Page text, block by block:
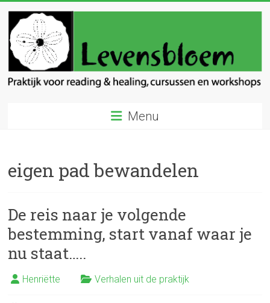
inhoud
Levensbloem
en
Menu
eigen pad bewandelen
De reis naar je volgende
bestemming, start vanaf waar je
nu staat…..
Henriëtte Verhalen uit de praktijk